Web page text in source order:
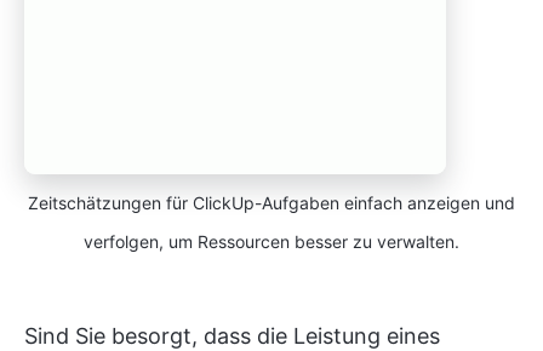
Zeitschätzungen für ClickUp-Aufgaben einfach anzeigen und
verfolgen, um Ressourcen besser zu verwalten.
Sind Sie besorgt, dass die Leistung eines